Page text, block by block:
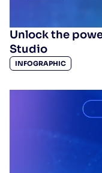
Unlock the
Studio
INFOGRAPHIC